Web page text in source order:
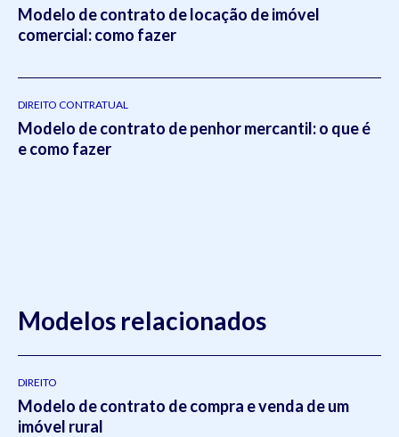
Modelo de contrato de locação de imóvel
comercial: como fazer
DIREITO CONTRATUAL
Modelo de contrato de penhor mercantil: o que é
e como fazer
Modelos relacionados
DIREITO
Modelo de contrato de compra e venda de um
imóvel rural